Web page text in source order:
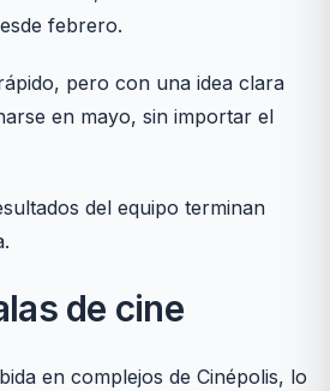
febrero.
pero con una idea clara
en mayo, sin importar el
del equipo terminan
de cine
en complejos de Cinépolis, lo